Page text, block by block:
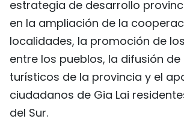
estrategia de desarrollo
en la ampliación de la
localidades, la promoción de
entre los pueblos, la difusión
turísticos de la provincia y el
ciudadanos de Gia Lai
del Sur.